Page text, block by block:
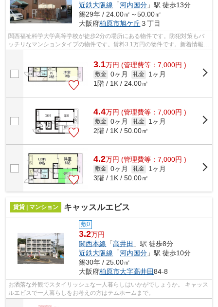
近鉄大阪線 「河内国分 」駅 徒歩13分
築29年 / 24.00㎡～50.00㎡
大阪府柏原市旭ケ丘 ３丁目
関西福祉科学大学高等学校が徒歩2分の場所にある物件です。防犯対策もバ
ッチリなマンションタイプの物件です。賃料3.1万円の物件です。新着情報：
3.1万円 (管理費等：7,000円 )
敷金 0ヶ月 礼金
1ヶ月
1階 / 1K / 24.00㎡
4.4万円 (管理費等：7,000円 )
敷金 0ヶ月 礼金
1ヶ月
2階 / 1K / 50.00㎡
4.2万円 (管理費等：7,000円 )
敷金 0ヶ月 礼金
1ヶ月
3階 / 1K / 50.00㎡
賃貸 | マンション キャッスルエビス
敷0
3.2万円
関西本線 「高井田 」駅 徒歩8分
近鉄大阪線 「河内国分 」駅 徒歩10分
築30年 / 25.00㎡
大阪府柏原市大字高井田84-8
お洒落な外観でスタイリッシュな一人暮らしはいかがでしょうか。 キャッス
ルエビスで一人暮らしをお考えの方はテムホームまで。